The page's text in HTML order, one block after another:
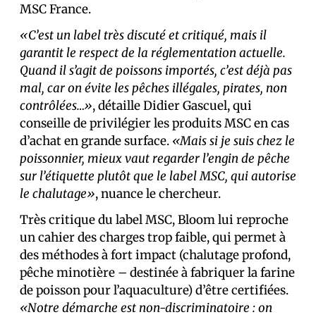
MSC France.
«C’est un label très discuté et critiqué, mais il
garantit le respect de la réglementation actuelle.
Quand il s’agit de poissons importés, c’est déjà pas
mal, car on évite les pêches illégales, pirates, non
contrôlées…», détaille Didier Gascuel, qui
conseille de privilégier les produits MSC en cas
d’achat en grande surface. «Mais si je suis chez le
poissonnier, mieux vaut regarder l’engin de pêche
sur l’étiquette plutôt que le label MSC, qui autorise
le chalutage», nuance le chercheur.
Très critique du label MSC, Bloom lui reproche
un cahier des charges trop faible, qui permet à
des méthodes à fort impact (chalutage profond,
pêche minotière – destinée à fabriquer la farine
de poisson pour l’aquaculture) d’être certifiées.
«Notre démarche est non-discriminatoire : on